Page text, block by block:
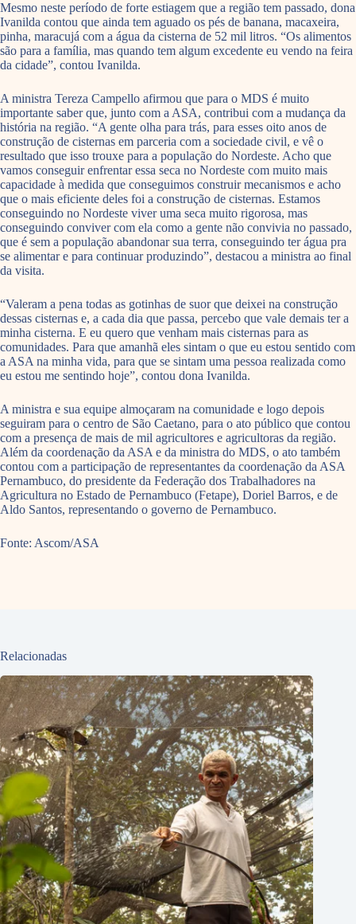
Mesmo neste período de forte estiagem que a região tem passado, dona
Ivanilda contou que ainda tem aguado os pés de banana, macaxeira,
pinha, maracujá com a água da cisterna de 52 mil litros. “Os alimentos
são para a família, mas quando tem algum excedente eu vendo na feira
da cidade”, contou Ivanilda.
A ministra Tereza Campello afirmou que para o MDS é muito
importante saber que, junto com a ASA, contribui com a mudança da
história na região. “A gente olha para trás, para esses oito anos de
construção de cisternas em parceria com a sociedade civil, e vê o
resultado que isso trouxe para a população do Nordeste. Acho que
vamos conseguir enfrentar essa seca no Nordeste com muito mais
capacidade à medida que conseguimos construir mecanismos e acho
que o mais eficiente deles foi a construção de cisternas. Estamos
conseguindo no Nordeste viver uma seca muito rigorosa, mas
conseguindo conviver com ela como a gente não convivia no passado,
que é sem a população abandonar sua terra, conseguindo ter água pra
se alimentar e para continuar produzindo”, destacou a ministra ao final
da visita.
“Valeram a pena todas as gotinhas de suor que deixei na construção
dessas cisternas e, a cada dia que passa, percebo que vale demais ter a
minha cisterna. E eu quero que venham mais cisternas para as
comunidades. Para que amanhã eles sintam o que eu estou sentido com
a ASA na minha vida, para que se sintam uma pessoa realizada como
eu estou me sentindo hoje”, contou dona Ivanilda.
A ministra e sua equipe almoçaram na comunidade e logo depois
seguiram para o centro de São Caetano, para o ato público que contou
com a presença de mais de mil agricultores e agricultoras da região.
Além da coordenação da ASA e da ministra do MDS, o ato também
contou com a participação de representantes da coordenação da ASA
Pernambuco, do presidente da Federação dos Trabalhadores na
Agricultura no Estado de Pernambuco (Fetape), Doriel Barros, e de
Aldo Santos, representando o governo de Pernambuco.
Fonte: Ascom/ASA
Relacionadas